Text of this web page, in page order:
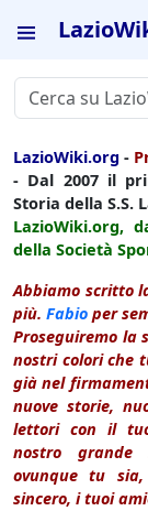
LazioWiki.org -
- Dal 2007 il
Storia della S.S.
LazioWiki.org,
della Società
Abbiamo scritto
più. Fabio per
Proseguiremo la
nostri colori che
già nel
nuove storie,
lettori con il
nostro grande
ovunque tu
sincero, i tuoi